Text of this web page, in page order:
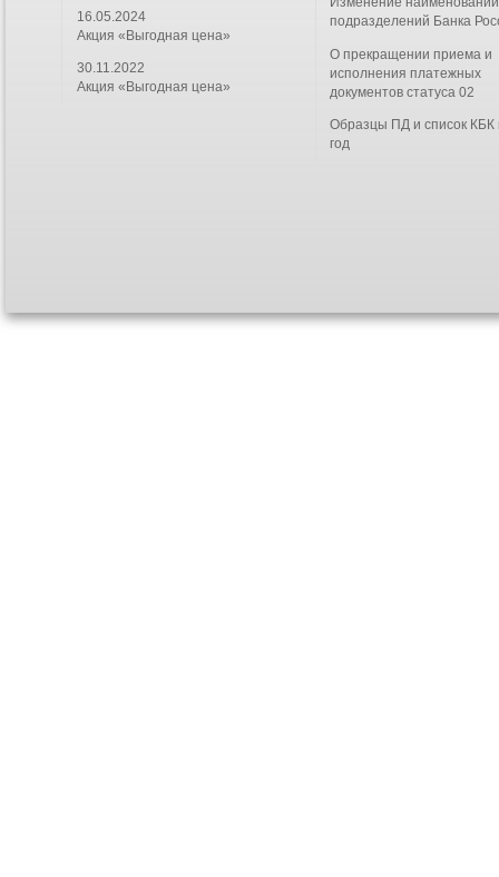
16.05.2024
Акция «Выгодная цена»
30.11.2022
Акция «Выгодная цена»
подразделений Банка
О прекращении приема и
исполнения платежных
документов статуса 02
Образцы ПД и список КБК
год